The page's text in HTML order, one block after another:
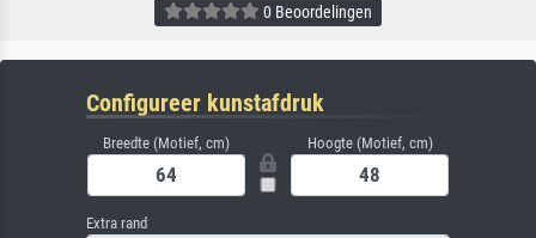
0 Beoordelingen
Configureer kunstafdruk
Breedte (Motief, cm) Hoogte (Motief, cm)
Extra rand